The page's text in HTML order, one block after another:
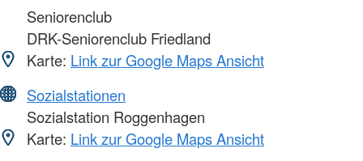
Seniorenclub
DRK-Seniorenclub Friedland
Karte: Link zur Google Maps Ansicht
Sozialstationen
Sozialstation Roggenhagen
Karte: Link zur Google Maps Ansicht